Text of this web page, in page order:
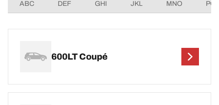
ABC DEF GHI JKL MNO
600LT Coupé